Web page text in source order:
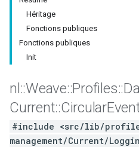
Héritage
Fonctions publiques
Fonctions publiques
Init
nl ::Weave::Profiles::
Current::Circular
#include <src/lib/
management/Current/